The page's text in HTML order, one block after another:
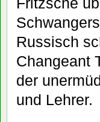
Russisch
Changeant
der
und Lehrer.